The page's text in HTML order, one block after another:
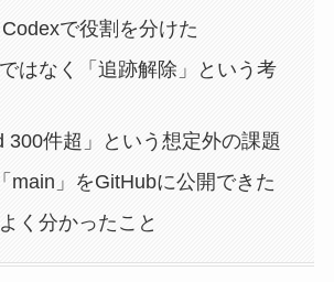
で役割を分けた
ではなく「追跡解除」という考
300件超」という想定外の課題
main」をGitHubに公開できた
く分かったこと